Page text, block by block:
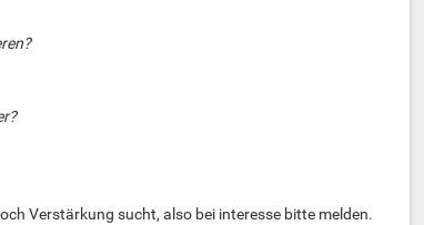
Verstärkung sucht, also bei interesse bitte melden.